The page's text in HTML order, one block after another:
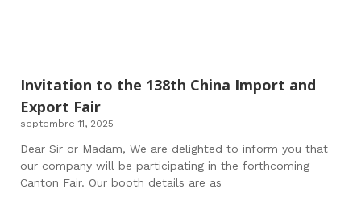
Invitation to the 138th China Import and
Export Fair
septembre 11, 2025
Dear Sir or Madam, We are delighted to inform you that
our company will be participating in the forthcoming
Canton Fair. Our booth details are as